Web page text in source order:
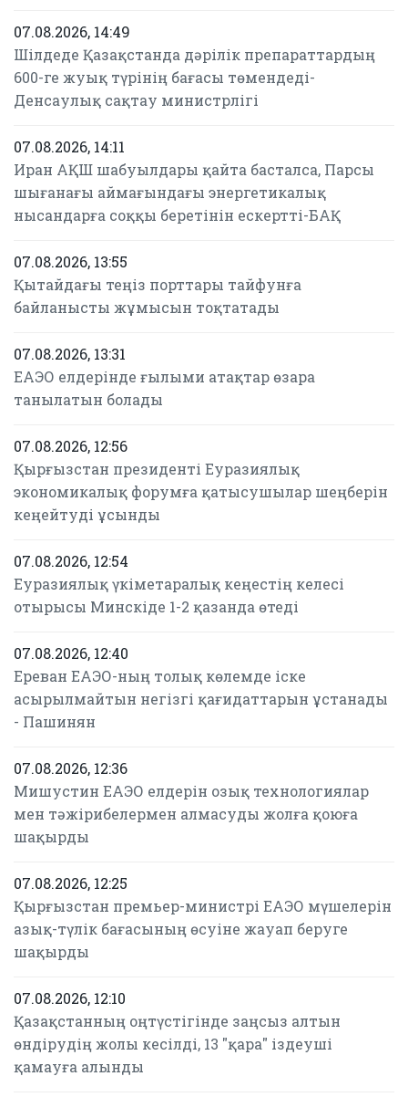
07.08.2026, 14:49
Шілдеде Қазақстанда дәрілік препараттардың
600-ге жуық түрінің бағасы төмендеді-
Денсаулық сақтау министрлігі
07.08.2026, 14:11
Иран АҚШ шабуылдары қайта басталса, Парсы
шығанағы аймағындағы энергетикалық
нысандарға соққы беретінін ескертті-БАҚ
07.08.2026, 13:55
Қытайдағы теңіз порттары тайфунға
байланысты жұмысын тоқтатады
07.08.2026, 13:31
ЕАЭО елдерінде ғылыми атақтар өзара
танылатын болады
07.08.2026, 12:56
Қырғызстан президенті Еуразиялық
экономикалық форумға қатысушылар шеңберін
кеңейтуді ұсынды
07.08.2026, 12:54
Еуразиялық үкіметаралық кеңестің келесі
отырысы Минскіде 1-2 қазанда өтеді
07.08.2026, 12:40
Ереван ЕАЭО-ның толық көлемде іске
асырылмайтын негізгі қағидаттарын ұстанады
- Пашинян
07.08.2026, 12:36
Мишустин ЕАЭО елдерін озық технологиялар
мен тәжірибелермен алмасуды жолға қоюға
шақырды
07.08.2026, 12:25
Қырғызстан премьер-министрі ЕАЭО мүшелерін
азық-түлік бағасының өсуіне жауап беруге
шақырды
07.08.2026, 12:10
Қазақстанның оңтүстігінде заңсыз алтын
өндірудің жолы кесілді, 13 "қара" іздеуші
қамауға алынды